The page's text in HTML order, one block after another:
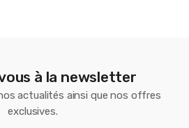
à la newsletter
actualités ainsi que nos offres
exclusives.